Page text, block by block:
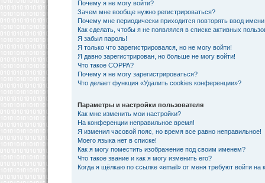
Почему я не могу войти?
Зачем мне вообще нужно регистрироваться?
Почему мне периодически приходится повторять ввод
Как сделать, чтобы я не появлялся в списке активных
Я забыл пароль!
Я только что зарегистрировался, но не могу войти!
Я давно зарегистрирован, но больше не могу войти!
Что такое COPPA?
Почему я не могу зарегистрироваться?
Что делает функция «Удалить cookies конференции»?
Параметры и настройки пользователя
Как мне изменить мои настройки?
На конференции неправильное время!
Я изменил часовой пояс, но время все равно неправильное!
Моего языка нет в списке!
Как я могу поместить изображение под своим именем?
Что такое звание и как я могу изменить его?
Когда я щёлкаю по ссылке «email» от меня требуют войти на